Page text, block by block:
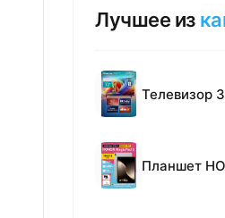
Лучшее из
Телевизор